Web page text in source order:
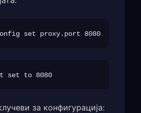
за конфигурација: